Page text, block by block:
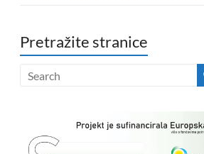
Pretražite stranice